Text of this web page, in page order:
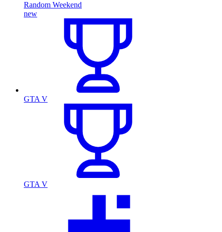
Random Weekend
new
GTA V
GTA V